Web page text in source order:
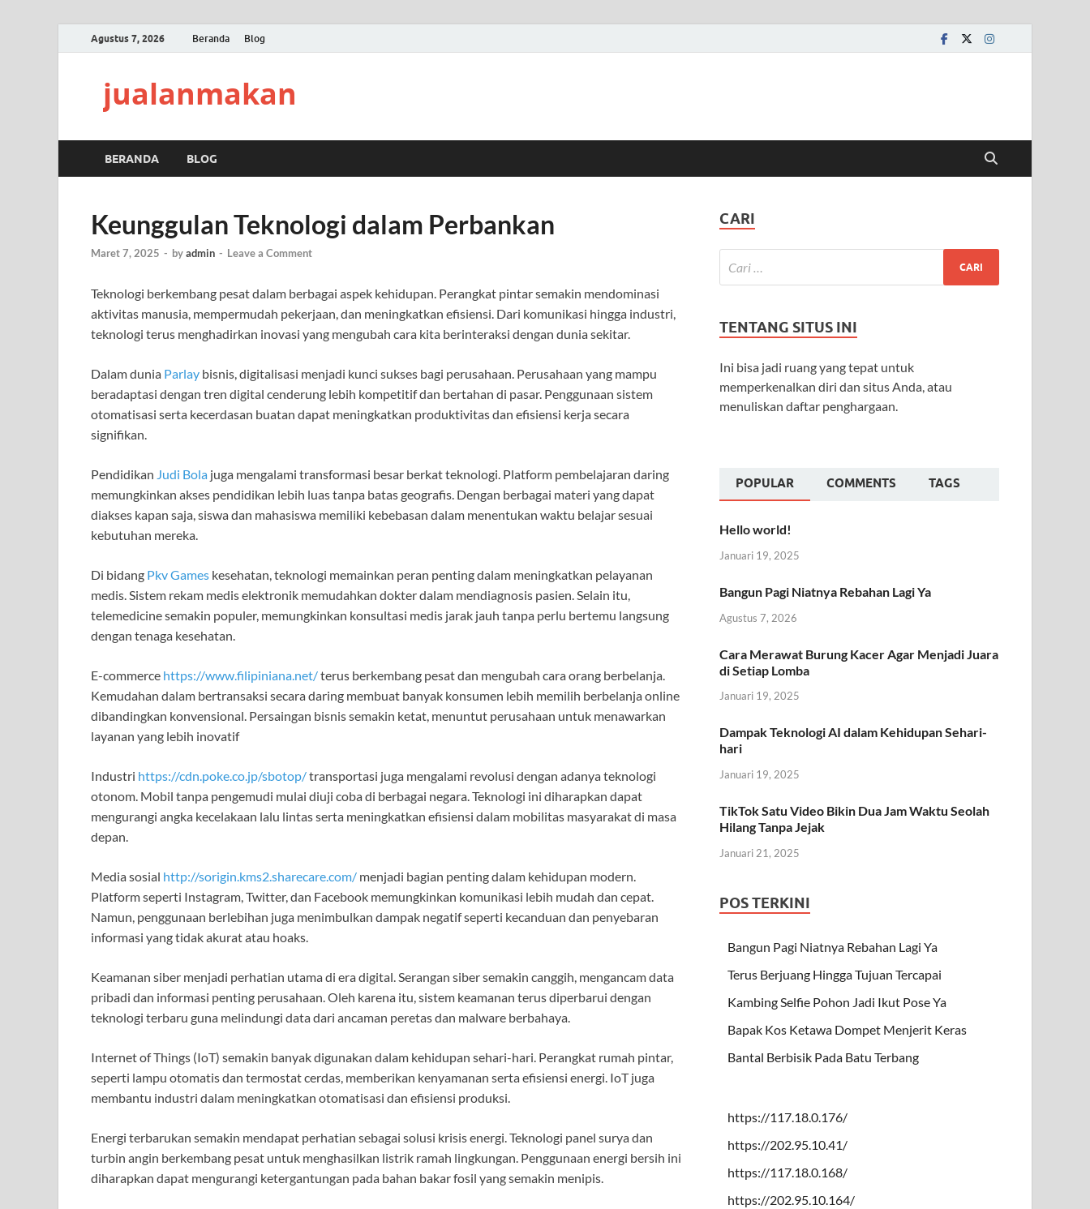
Agustus 7, 2026 Beranda Blog
jualanmakan
BERANDA BLOG
Keunggulan Teknologi dalam Perbankan
Maret 7, 2025 - byadmin - Leave a Comment
Teknologi berkembang pesat dalam berbagai aspek kehidupan. Perangkat pintar semakin mendominasi
aktivitas manusia, mempermudah pekerjaan, dan meningkatkan efisiensi. Dari komunikasi hingga industri,
teknologi terus menghadirkan inovasi yang mengubah cara kita berinteraksi dengan dunia sekitar.
Dalam dunia Parlay bisnis, digitalisasi menjadi kunci sukses bagi perusahaan. Perusahaan yang mampu
beradaptasi dengan tren digital cenderung lebih kompetitif dan bertahan di pasar. Penggunaan sistem
otomatisasi serta kecerdasan buatan dapat meningkatkan produktivitas dan efisiensi kerja secara
signifikan.
Pendidikan Judi Bola juga mengalami transformasi besar berkat teknologi. Platform pembelajaran daring
memungkinkan akses pendidikan lebih luas tanpa batas geografis. Dengan berbagai materi yang dapat
diakses kapan saja, siswa dan mahasiswa memiliki kebebasan dalam menentukan waktu belajar sesuai
kebutuhan mereka.
Di bidang Pkv Games kesehatan, teknologi memainkan peran penting dalam meningkatkan pelayanan
medis. Sistem rekam medis elektronik memudahkan dokter dalam mendiagnosis pasien. Selain itu,
telemedicine semakin populer, memungkinkan konsultasi medis jarak jauh tanpa perlu bertemu langsung
dengan tenaga kesehatan.
E-commerce https://www.filipiniana.net/terus berkembang pesat dan mengubah cara orang berbelanja.
Kemudahan dalam bertransaksi secara daring membuat banyak konsumen lebih memilih berbelanja online
dibandingkan konvensional. Persaingan bisnis semakin ketat, menuntut perusahaan untuk menawarkan
layanan yang lebih inovatif
Industri https://cdn.poke.co.jp/sbotop/transportasi juga mengalami revolusi dengan adanya teknologi
otonom. Mobil tanpa pengemudi mulai diuji coba di berbagai negara. Teknologi ini diharapkan dapat
mengurangi angka kecelakaan lalu lintas serta meningkatkan efisiensi dalam mobilitas masyarakat di masa
depan.
Media sosial http://sorigin.kms2.sharecare.com/ menjadi bagian penting dalam kehidupan modern.
Platform seperti Instagram, Twitter, dan Facebook memungkinkan komunikasi lebih mudah dan cepat.
Namun, penggunaan berlebihan juga menimbulkan dampak negatif seperti kecanduan dan penyebaran
informasi yang tidak akurat atau hoaks.
Keamanan siber menjadi perhatian utama di era digital. Serangan siber semakin canggih, mengancam data
pribadi dan informasi penting perusahaan. Oleh karena itu, sistem keamanan terus diperbarui dengan
teknologi terbaru guna melindungi data dari ancaman peretas dan malware berbahaya.
Internet of Things (IoT) semakin banyak digunakan dalam kehidupan sehari-hari. Perangkat rumah pintar,
seperti lampu otomatis dan termostat cerdas, memberikan kenyamanan serta efisiensi energi. IoT juga
membantu industri dalam meningkatkan otomatisasi dan efisiensi produksi.
Energi terbarukan semakin mendapat perhatian sebagai solusi krisis energi. Teknologi panel surya dan
turbin angin berkembang pesat untuk menghasilkan listrik ramah lingkungan. Penggunaan energi bersih ini
diharapkan dapat mengurangi ketergantungan pada bahan bakar fosil yang semakin menipis.
CARI
TENTANG SITUS INI
Ini bisa jadi ruang yang tepat untuk
memperkenalkan diri dan situs Anda, atau
menuliskan daftar penghargaan.
POPULAR COMMENTS TAGS
Hello world!
Januari 19, 2025
Bangun Pagi Niatnya Rebahan Lagi Ya
Agustus 7, 2026
Cara Merawat Burung Kacer Agar Menjadi Juara
di Setiap Lomba
Januari 19, 2025
Dampak Teknologi AI dalam Kehidupan Sehari-
hari
Januari 19, 2025
TikTok Satu Video Bikin Dua Jam Waktu Seolah
Hilang Tanpa Jejak
Januari 21, 2025
POS TERKINI
Bangun Pagi Niatnya Rebahan Lagi Ya
Terus Berjuang Hingga Tujuan Tercapai
Kambing Selfie Pohon Jadi Ikut Pose Ya
Bapak Kos Ketawa Dompet Menjerit Keras
Bantal Berbisik Pada Batu Terbang
https://117.18.0.176/
https://202.95.10.41/
https://117.18.0.168/
https://202.95.10.164/